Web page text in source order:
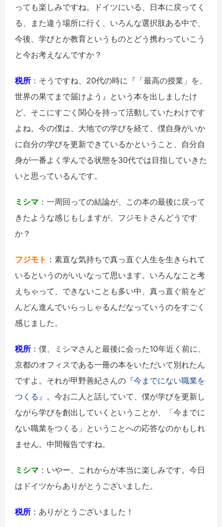
っても楽しみですね。ドイツにいる、日本に戻ってく
る、また違う場所に行く、いろんな選択肢ある中で、
今後、学びとか教育というものとどう携わっていこう
と今お考えなんですか？
税所 ：そうですね、20代の時に『「最高の授業」を、
世界の果てまで届けよう』という本を出しましたけ
ど、そこにすごく関心を持って活動していたわけです
よね。今の僕は、大地での学びを経て、僕自身がいか
に自分の学びを更新できているかということ、自分自
身が一番よく学んでる状態を30代では目指していきた
いと思っているんです。
ミシマ ：一周回っての結論が、この本の最後に戻って
きたような感じもしますが、フジモトさんどうです
か？
フジモト ：素直な気持ちで真っ直ぐ人生を生きられて
いるというのがいいなって思います。いろんなこと考
えちゃって、できないことも多い中、真っ直ぐ前をど
んどん進んでいらっしゃるんだなっていうのをすごく
感じました。
税所 ：僕、ミシマさんと最後に会った10年近く前に、
京都のオフィスである一冊の本をいただいて別れたん
ですよ。それが甲野善紀さんの 『今までにない職業を
つくる』 。今お二人と話していて、僕が学びを更新し
ながら学びを創出していくということが、「今までに
ない職業をつくる」ということへの応答なのかもしれ
ません。中間報告ですね。
ミシマ ：いやー、これからが本当に楽しみです。今日
はドイツからありがとうございました。
税所 ：ありがとうございました！